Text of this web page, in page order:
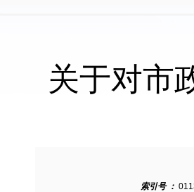
关于对市
索引号 ：